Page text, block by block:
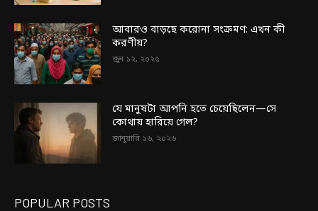
আবারও বাড়ছে করোনা সংক্রমণ: এখন কী
করণীয়?
জুন ১২, ২০২৫
যে মানুষটা আপনি হতে চেয়েছিলেন—সে
কোথায় হারিয়ে গেল?
জানুয়ারি ১৬, ২০২৬
POPULAR POSTS